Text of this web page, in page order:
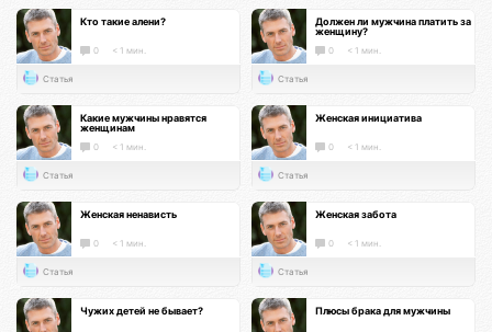
Кто такие алени?
0 < 1 мин.
Статья
Должен ли мужчина платить за
женщину?
0 < 1 мин.
Статья
Какие мужчины нравятся
женщинам
0 < 1 мин.
Статья
Женская инициатива
0 < 1 мин.
Статья
Женская ненависть
0 < 1 мин.
Статья
Женская забота
0 < 1 мин.
Статья
Чужих детей не бывает? Плюсы брака для мужчины